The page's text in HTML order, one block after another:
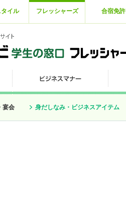
イル フレッシャーズ 合宿免許
宴会 身だしなみ・ビジネスアイテム